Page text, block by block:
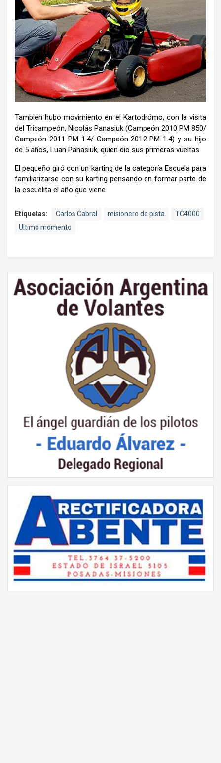
También hubo movimiento en el Kartodrómo, con la visita
del Tricampeón, Nicolás Panasiuk (Campeón 2010 PM 850/
Campeón 2011 PM 1.4/ Campeón 2012 PM 1.4) y su hijo
de 5 años, Luan Panasiuk, quien dio sus primeras vueltas.
El pequeño giró con un karting de la categoría Escuela para
familiarizarse con su karting pensando en formar parte de
la escuelita el año que viene.
Etiquetas: Carlos Cabral misionero de pista
TC4000
Ultimo momento